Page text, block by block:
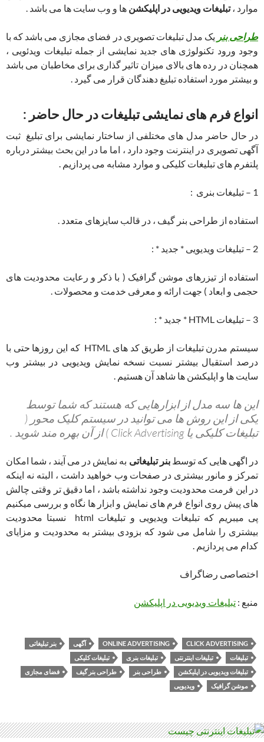
موارد ،تبلیغات ویدیویی در اپلیکشن ها و وب سایت ها می باشد .
طراحی بنر یک مدل تبلیغات تصویری در فضای مجازی می باشد که با
وجود ورود تکنولوژی های جدید نمایشی از جمله تبلیغات ویدئویی ،
همچنان در رده های بالای میزان تاثیر گذاری برای مخاطبان می باشد
و بیشتر مورد استفاده تبلیغ دهندگان قرار می گیرد .
انواع فرم های نمایشی تبلیغات در حال حاضر :
در حال حاضر مدل های مختلفی از ساختار نمایشی برای تبلیغ ثبت
آگهی تصویری در اینترنت وجود دارد ، اما ما در این بحث بیشتر درباره
پلتفرم های تبلیغات کلیکی و موارد مشابه می پردازیم .
1 – تبلیغات بنری :
استفاده از طراحی بنر گیف ، در قالب سایزهای متعدد .
2 – تبلیغات ویدیویی * جدید * :
استفاده از تیزرهای موشن گرافیک ( با ذکر و رعایت محدودیت های
حجمی و ابعاد ) جهت ارائه و معرفی خدمت و محصولات .
3 – تبلیغات HTML * جدید * :
سیستم مدرن تبلیغات از طریق کد های HTML که این روزها حتی با
درصد استقبال بیشتر نسبت نسخه نمایش ویدیویی در بیشتر وب
سایت ها و اپلیکشن ها شاهد آن هستیم .
این ها سه مدل از ابزارهایی که هستند که شما توسط
یکی از این روش ها می توانید در سیستم کلیک محور (
تبلیغات کلیکی یا Click Advertising ) از آن بهره مند شوید .
در اگهی هایی که توسطبنر تبلیغاتی به نمایش در می آیند ، شما امکان
تمرکز و مانور بیشتری در صفحات وب خواهید داشت ، البته نه اینکه
در این فرمت محدودیت وجود نداشته باشد ، اما دقیق تر وقتی چالش
های پیش روی انواع فرم های نمایش و ابزار ها نگاه و بررسی میکنیم
پی میبریم که تبلیغات ویدیویی و تبلیغات html نسبتا محدودیت
بیشتری را شامل می شود که بزودی بیشتر به محدودیت و مزایای
کدام می پردازیم .
اختصاصی رضاگراف
منبع : تبلیغات ویدیویی در اپلیکشن
CLICK ADVERTISING
ONLINE ADVERTISING آگهی
بنر تبلیغاتی
تبلیغات
تبلیغات اینترنتی تبلیغات بنری
تبلیغات کلیکی
تبلیغات ویدیویی در اپلیکشن
طراحی بنر طراحی بنر گیف
فضای مجازی
موشن گرافیک
ویدیویی